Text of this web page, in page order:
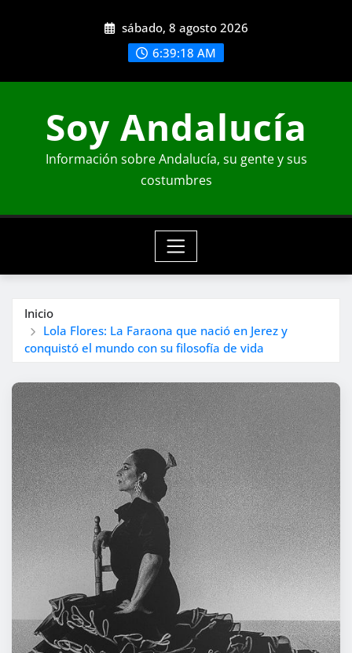
sábado, 8 agosto 2026
6:39:19 AM
Soy Andalucía
Información sobre Andalucía, su gente y sus
costumbres
Inicio
Lola Flores: La Faraona que nació en Jerez y
conquistó el mundo con su filosofía de vida